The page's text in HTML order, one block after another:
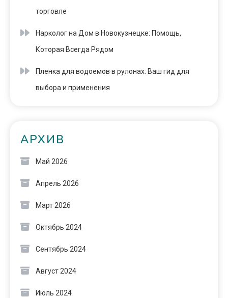
торговле
Нарколог на Дом в Новокузнецке: Помощь,
Которая Всегда Рядом
Пленка для водоемов в рулонах: Ваш гид для
выбора и применения
АРХИВ
Май 2026
Апрель 2026
Март 2026
Октябрь 2024
Сентябрь 2024
Август 2024
Июль 2024